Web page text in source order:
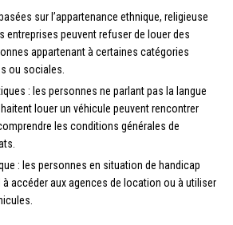
sur l’appartenance ethnique, religieuse
entreprises peuvent refuser de louer des
appartenant à certaines catégories
ou sociales.
: les personnes ne parlant pas la langue
louer un véhicule peuvent rencontrer
les conditions générales de
: les personnes en situation de handicap
à accéder aux agences de location ou à utiliser